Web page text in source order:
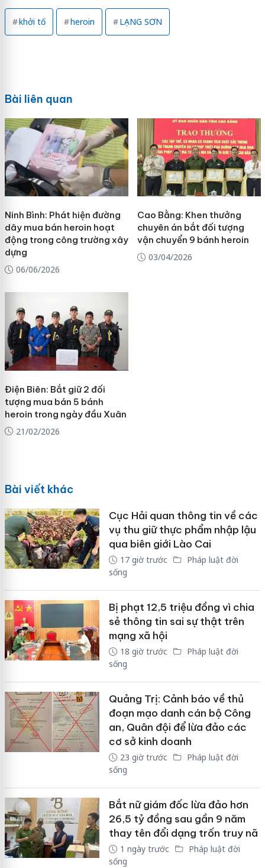
khởi tố heroin LẠNG SƠN
Bài liên quan
Ninh Bình: Phát hiện đường
dây mua bán heroin hoạt
động trong công trường xây
dựng
06/06/2026
Cao Bằng: Khen thưởng
chuyên án bắt đối tượng
vận chuyển 9 bánh heroin
03/04/2026
Điện Biên: Bắt giữ 2 đối
tượng mua bán 5 bánh
heroin trong ngày đầu Xuân
21/02/2026
Bài viết khác
Cục Hải quan thông tin về các
vụ thu giữ thực phẩm nhập lậu
qua biên giới Lào Cai
17 giờ trước
Pháp luật đời
sống
Bị phạt 12,5 triệu đồng vì chia
sẻ thông tin sai sự thật trên
mạng xã hội
18 giờ trước
Pháp luật đời
sống
Quảng Trị: Cảnh báo về thủ
đoạn mạo danh cán bộ Công
an, Quân đội để lừa đảo các
cơ sở kinh doanh
23 giờ trước
Pháp luật đời
sống
Bắt nữ giám đốc lừa đảo hơn
26,5 tỷ đồng sau gần 9 năm
thay tên đổi dạng trốn truy nã
1 ngày trước
Pháp luật đời
sống